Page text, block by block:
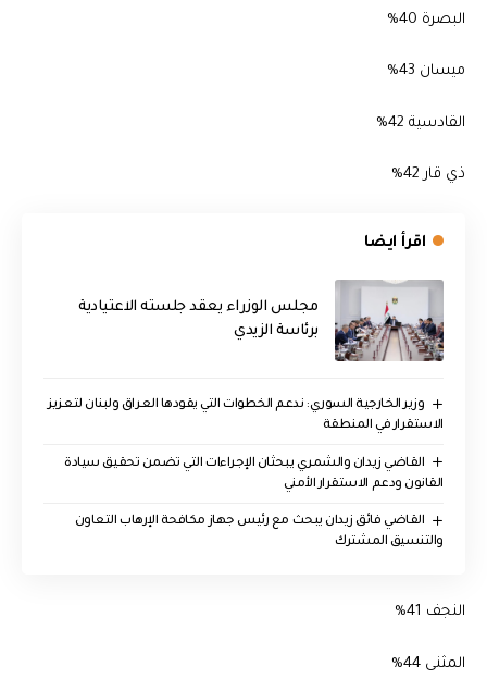
البصرة 40%
ميسان 43%
القادسية 42%
ذي قار 42%
اقرأ ايضا
مجلس الوزراء يعقد جلسته الاعتيادية
برئاسة الزيدي
وزير الخارجية السوري: ندعم الخطوات التي يقودها العراق ولبنان لتعزيز
الاستقرار في المنطقة
القاضي زيدان والشمري يبحثان الإجراءات التي تضمن تحقيق سيادة
القانون ودعم الاستقرار الأمني
القاضي فائق زيدان يبحث مع رئيس جهاز مكافحة الإرهاب التعاون
والتنسيق المشترك
النجف 41%
المثنى 44%